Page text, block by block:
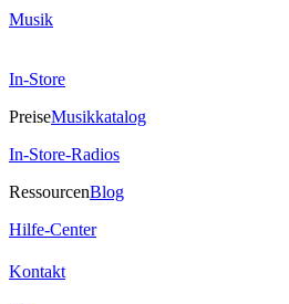
Musik
In-Store
PreiseMusikkatalog
In-Store-Radios
RessourcenBlog
Hilfe-Center
Kontakt